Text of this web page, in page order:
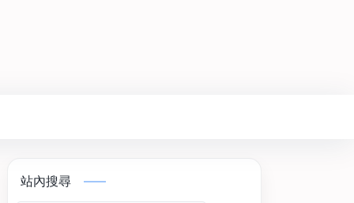
站內搜尋